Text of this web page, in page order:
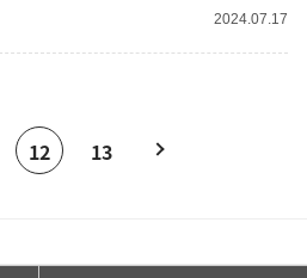
2024.07.17
12 13